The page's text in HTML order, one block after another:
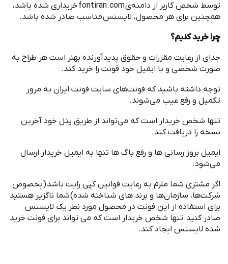
توسط شخص کاربر از دامنهیfontiran.comخریداری شده باشد،
همچنین برای هر محصول، لایسنس مناسب صادر شده باشد.
چرا خرید کنیم؟
جدای از رعایت مقررات و حقوق پدیدآورنده بهتر است هر طراح به
صورت شخصی و با ایمیل خود فونت را خرید کند.
توجه داشته باشید که فونتهای سایت فونت ایران به مرور
تکمیل و رفع عیب میشوند.
تنها شخص خریدار است که میتواند از طریق پنل خود آخرین
نسخه را دریافت کند.
ایمیل بروز رسانی ها و رفع باگ ها تنها به ایمیل خریدار ارسال
میشود.
اگر مشتری شما ملزم به رعایت قوانین کپی رایت باشد(بخصوص
شرکتها، سازمانها و برند های شناخته شده)شما ناگزیر هستید
برای استفاده از این فونت در محصول مورد نظر یک لایسنس
صادر کنید.تنها شخص خریدار است که می تواند برای فونت خرید
شده لایسنس ایجاد کند.